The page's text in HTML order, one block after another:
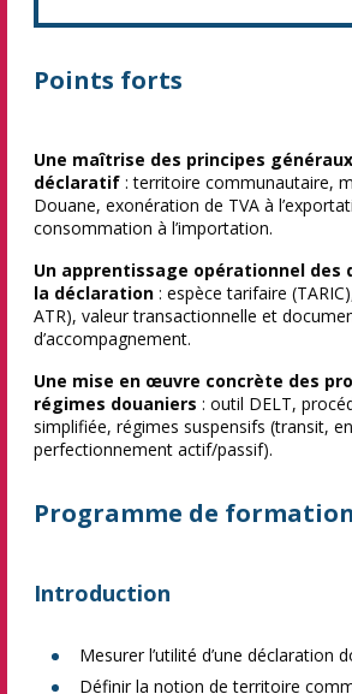
Points forts
Une maîtrise des principes
déclaratif : territoire communautaire,
Douane, exonération de TVA à
consommation à l’importation.
Un apprentissage opérationnel des
la déclaration : espèce tarifaire
ATR), valeur transactionnelle et
d’accompagnement.
Une mise en œuvre concrète des
régimes douaniers : outil DELT,
simplifiée, régimes suspensifs (transit,
perfectionnement actif/passif).
Programme de formation
Introduction
Mesurer l’utilité d’une déclaration
Définir la notion de territoire